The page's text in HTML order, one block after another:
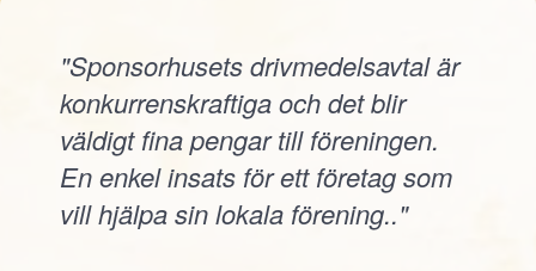
"Sponsorhusets drivmedelsavtal är
konkurrenskraftiga och det blir
väldigt fina pengar till föreningen.
En enkel insats för ett företag som
vill hjälpa sin lokala förening.."